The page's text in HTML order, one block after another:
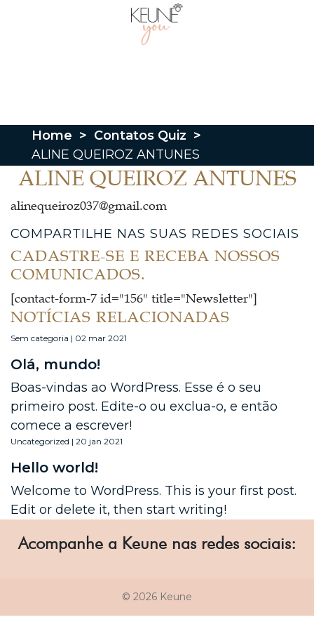
Home > Contatos Quiz >
ALINE QUEIROZ ANTUNES
ALINE QUEIROZ ANTUNES
alinequeiroz037@gmail.com
COMPARTILHE NAS SUAS REDES SOCIAIS
CADASTRE-SE E RECEBA NOSSOS
COMUNICADOS.
[contact-form-7 id="156" title="Newsletter"]
NOTÍCIAS RELACIONADAS
Sem categoria | 02 mar 2021
Olá, mundo!
Boas-vindas ao WordPress. Esse é o seu
primeiro post. Edite-o ou exclua-o, e então
comece a escrever!
Uncategorized | 20 jan 2021
Hello world!
Welcome to WordPress. This is your first post.
Edit or delete it, then start writing!
Acompanhe a Keune nas redes sociais:
© 2026 Keune